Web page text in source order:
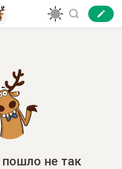
пошло не так